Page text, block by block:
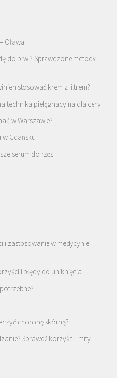
Oława
do brwi? Sprawdzone metody i
stosować krem z filtrem?
technika pielęgnacyjna dla cery
w Warszawie?
w Gdańsku
serum do rzęs
i zastosowanie w medycynie
i błędy do uniknięcia
chorobę skórną?
Sprawdź korzyści i mity